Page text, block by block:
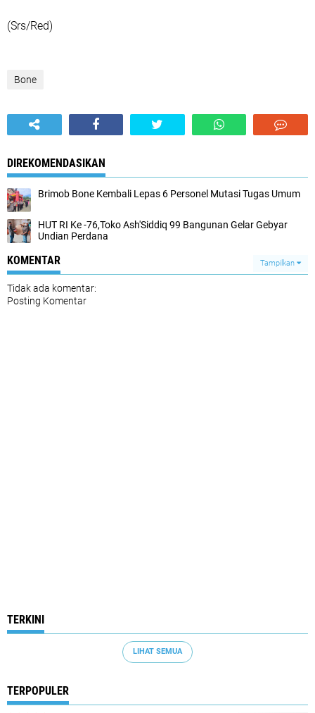
(Srs/Red)
Bone
DIREKOMENDASIKAN
Brimob Bone Kembali Lepas 6 Personel Mutasi Tugas Umum
HUT RI Ke -76,Toko Ash'Siddiq 99 Bangunan Gelar Gebyar
Undian Perdana
KOMENTAR Tampilkan
Tidak ada komentar:
Posting Komentar
TERKINI
LIHAT SEMUA
TERPOPULER